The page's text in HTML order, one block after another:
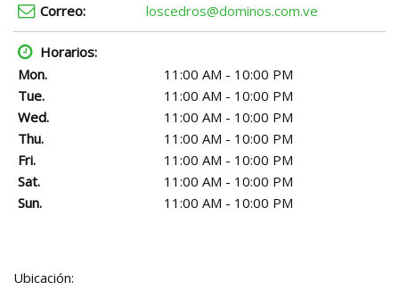
Correo: loscedros@dominos.com.ve
Horarios:
Mon.
11:00 AM - 10:00 PM
Tue.
11:00 AM - 10:00 PM
Wed.
11:00 AM - 10:00 PM
Thu.
11:00 AM - 10:00 PM
Fri.
11:00 AM - 10:00 PM
Sat.
11:00 AM - 10:00 PM
Sun.
11:00 AM - 10:00 PM
Ubicación: